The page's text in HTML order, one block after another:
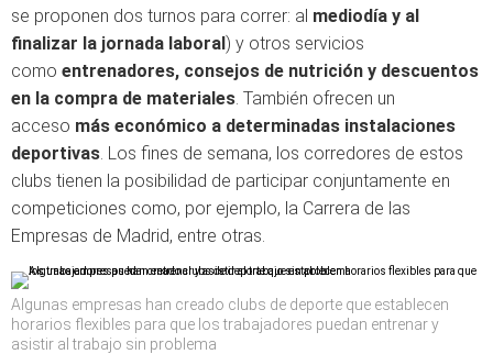
se proponen dos turnos para correr: al mediodía y al
finalizar la jornada laboral) y otros servicios
como entrenadores, consejos de nutrición y descuentos
en la compra de materiales. También ofrecen un
acceso más económico a determinadas instalaciones
deportivas. Los fines de semana, los corredores de estos
clubs tienen la posibilidad de participar conjuntamente en
competiciones como, por ejemplo, la Carrera de las
Empresas de Madrid, entre otras.
Algunas empresas han creado clubs de deporte que establecen
horarios flexibles para que los trabajadores puedan entrenar y
asistir al trabajo sin problema